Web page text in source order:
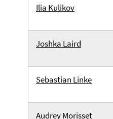
Ilia Kulikov
Joshka Laird
Sebastian Linke
Audrey Morisset